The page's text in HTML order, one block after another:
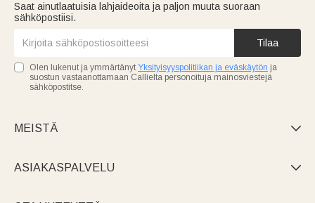
Saat ainutlaatuisia lahjaideoita ja paljon muuta suoraan
sähköpostiisi.
Tilaa
Olen lukenut ja ymmärtänyt Yksityisyyspolitiikan ja eväskäytön ja
suostun vastaanottamaan Callielta personoituja mainosviestejä
sähköpostitse.
MEISTÄ 
ASIAKASPALVELU 